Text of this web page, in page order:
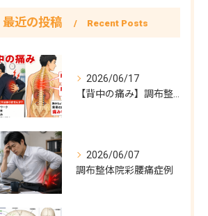
最近の投稿 Recent Posts
2026/06/17
2026/06/07
調布整体院彩腰痛症例